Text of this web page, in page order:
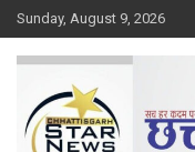
Skip
to
content
Sunday, August 9, 2026